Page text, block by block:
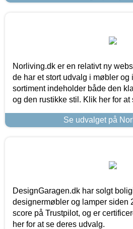
Norliving.dk er en relativt ny
de har et stort udvalg i møbler og
sortiment indeholder både den
og den rustikke stil. Klik her for at
Se udvalget på
DesignGaragen.dk har solgt
designermøbler og lamper siden
score på Trustpilot, og er
her for at se deres udvalg.